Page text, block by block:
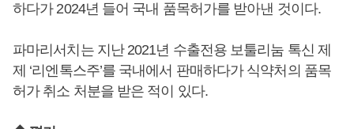
하다가 2024년 들어 국내 품목허가를 받아낸 것이다.
파마리서치는 지난 2021년 수출전용 보툴리눔 톡신 제
제 ‘리엔톡스주’를 국내에서 판매하다가 식약처의 품목
허가 취소 처분을 받은 적이 있다.